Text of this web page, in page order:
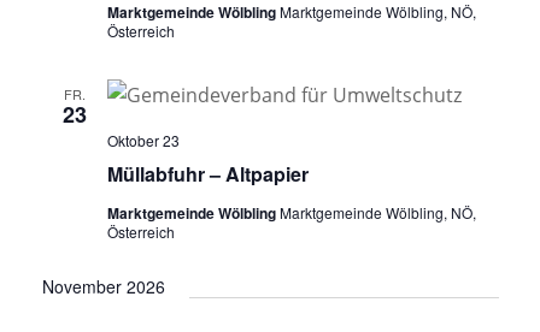
Marktgemeinde WölblingMarktgemeinde Wölbling, NÖ,
Österreich
FR.
23
Müllabfuhr – Altpapier
Oktober 23
Marktgemeinde WölblingMarktgemeinde Wölbling, NÖ,
Österreich
November 2026